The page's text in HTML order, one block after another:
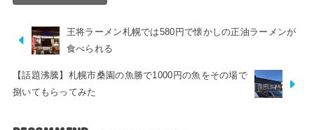
王将ラーメン札幌では580円で懐かしの正油ラーメンが
食べられる
【話題沸騰】札幌市桑園の魚勝で1000円の魚をその場で
捌いてもらってみた